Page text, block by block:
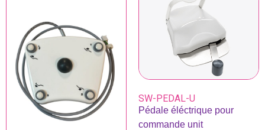
SW-PEDAL-U
Pédale éléctrique pour
commande unit